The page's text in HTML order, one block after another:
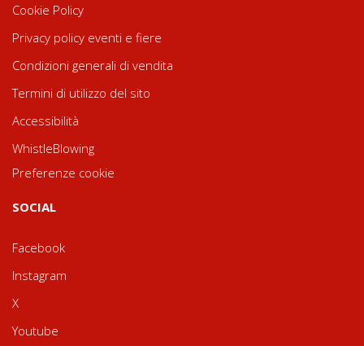
Cookie Policy
Privacy policy eventi e fiere
Condizioni generali di vendita
Termini di utilizzo del sito
Accessibilità
WhistleBlowing
Preferenze cookie
SOCIAL
Facebook
Instagram
X
Youtube